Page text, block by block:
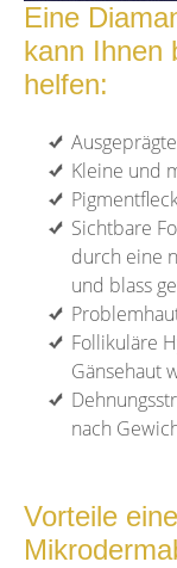
Eine
kann Ihnen
helfen:
Kleine und
Sichtbare
durch eine
und blass
Follikuläre
Gänsehaut
nach
Vorteile